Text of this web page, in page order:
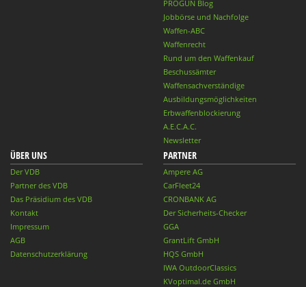
PROGUN Blog
Jobbörse und Nachfolge
Waffen-ABC
Waffenrecht
Rund um den Waffenkauf
Beschussämter
Waffensachverständige
Ausbildungsmöglichkeiten
Erbwaffenblockierung
A.E.C.A.C.
Newsletter
ÜBER UNS
Der VDB
Partner des VDB
Das Präsidium des VDB
Kontakt
Impressum
AGB
Datenschutzerklärung
PARTNER
Ampere AG
CarFleet24
CRONBANK AG
Der Sicherheits-Checker
GGA
GrantLift GmbH
HQS GmbH
IWA OutdoorClassics
KVoptimal.de GmbH